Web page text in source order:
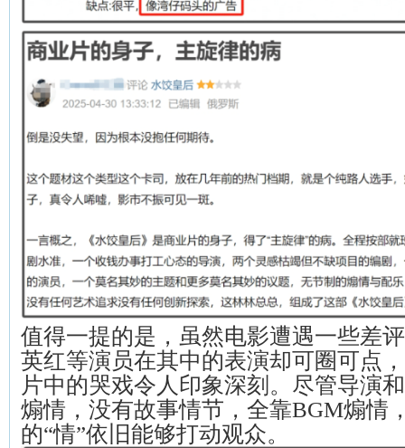
值得一提的是，虽然电影遭遇一些差
英红等演员在其中的表演却可圈可点
片中的哭戏令人印象深刻。尽管导演
煽情，没有故事情节，全靠BGM煽情
的“情”依旧能够打动观众。